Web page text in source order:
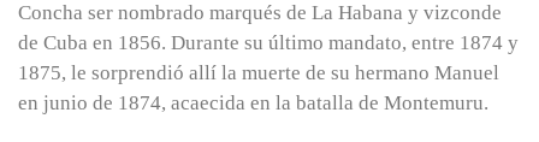
Concha ser nombrado marqués de La Habana y vizconde
de Cuba en 1856. Durante su último mandato, entre 1874 y
1875, le sorprendió allí la muerte de su hermano Manuel
en junio de 1874, acaecida en la batalla de Montemuru.